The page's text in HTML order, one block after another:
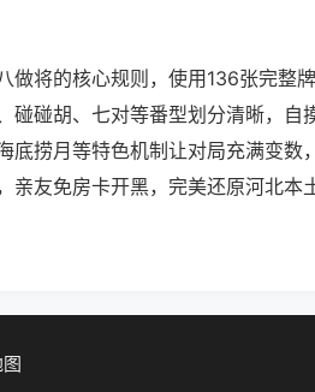
将的核心规则，使用136张完整牌
碰碰胡、七对等番型划分清晰，自
底捞月等特色机制让对局充满变数
亲友免房卡开黑，完美还原河北本